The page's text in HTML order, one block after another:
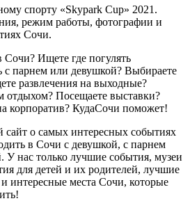
спорту «Skypark Cup» 2021.
режим работы, фотографии и
Сочи.
Сочи? Ищете где погулять
с парнем или девушкой? Выбираете
развлечения на выходные?
отдыхом? Посещаете выставки?
корпоратив? КудаСочи поможет!
о самых интересных событиях
в Сочи с девушкой, с парнем
нас только лучшие события, музеи
для детей и их родителей, лучшие
интересные места Сочи, которые